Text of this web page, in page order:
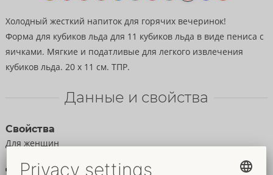
товару
Холодный жесткий напиток для горячих вечеринок!
Форма для кубиков льда для 11 кубиков льда в виде пениса с
яичками. Мягкие и податливые для легкого извлечения
кубиков льда. 20 x 11 см. ТПР.
Данные и свойства
Свойства
Для женщин
Данные